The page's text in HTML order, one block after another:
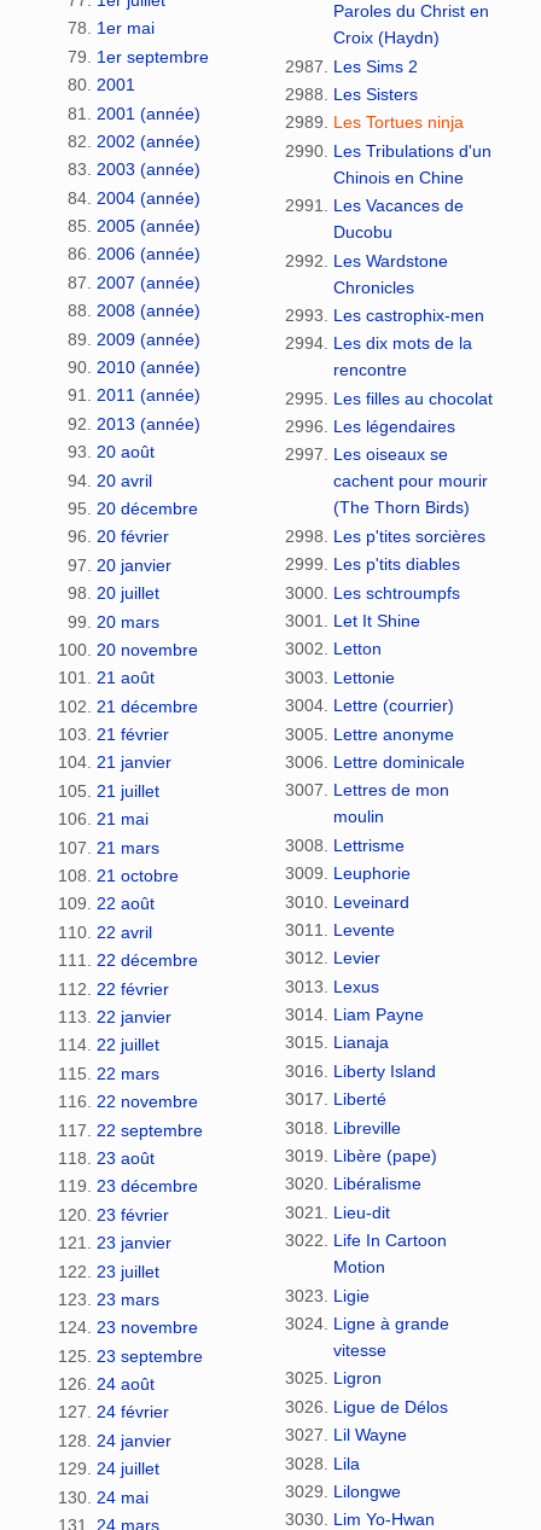
1er mai
1er septembre
2001
2001 (année)
2002 (année)
2003 (année)
2004 (année)
2005 (année)
2006 (année)
2007 (année)
2008 (année)
2009 (année)
2010 (année)
2011 (année)
2013 (année)
20 août
20 avril
20 décembre
20 février
20 janvier
20 juillet
20 mars
20 novembre
21 août
21 décembre
21 février
21 janvier
21 juillet
21 mai
21 mars
21 octobre
22 août
22 avril
22 décembre
22 février
22 janvier
22 juillet
22 mars
22 novembre
22 septembre
23 août
23 décembre
23 février
23 janvier
23 juillet
23 mars
23 novembre
23 septembre
24 août
24 février
24 janvier
24 juillet
24 mai
24 mars
Paroles du Christ en
Croix (Haydn)
Les Sims 2
Les Sisters
Les Tortues ninja
Les Tribulations d'un
Chinois en Chine
Les Vacances de
Ducobu
Les Wardstone
Chronicles
Les castrophix-men
Les dix mots de la
rencontre
Les filles au chocolat
Les légendaires
Les oiseaux se
cachent pour mourir
(The Thorn Birds)
Les p'tites sorcières
Les p'tits diables
Les schtroumpfs
Let It Shine
Letton
Lettonie
Lettre (courrier)
Lettre anonyme
Lettre dominicale
Lettres de mon
moulin
Lettrisme
Leuphorie
Leveinard
Levente
Levier
Lexus
Liam Payne
Lianaja
Liberty Island
Liberté
Libreville
Libère (pape)
Libéralisme
Lieu-dit
Life In Cartoon
Motion
Ligie
Ligne à grande
vitesse
Ligron
Ligue de Délos
Lil Wayne
Lila
Lilongwe
Lim Yo-Hwan